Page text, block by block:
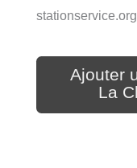
Ajouter
La